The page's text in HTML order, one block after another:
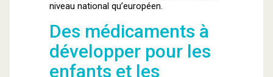
niveau national qu’européen.
Des médicaments à
développer pour les
enfants et les